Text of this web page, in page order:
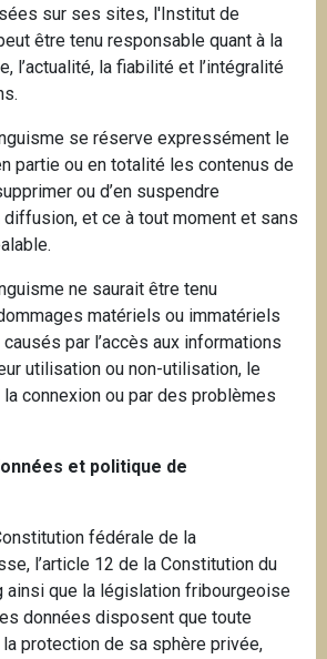
sur ses sites, l'Institut de
être tenu responsable quant à la
l’actualité, la fiabilité et l’intégralité
se réserve expressément le
partie ou en totalité les contenus de
ou d’en suspendre
et ce à tout moment et sans
ne saurait être tenu
matériels ou immatériels
par l’accès aux informations
utilisation ou non-utilisation, le
connexion ou par des problèmes
et politique de
fédérale de la
l’article 12 de la Constitution du
ainsi que la législation fribourgeoise
données disposent que toute
protection de sa sphère privée,